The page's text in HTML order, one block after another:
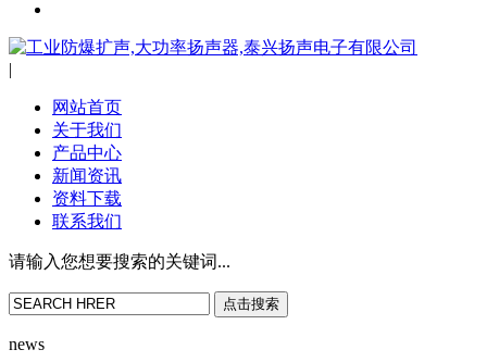
|
网站首页
关于我们
产品中心
新闻资讯
资料下载
联系我们
请输入您想要搜索的关键词...
点击搜索
news